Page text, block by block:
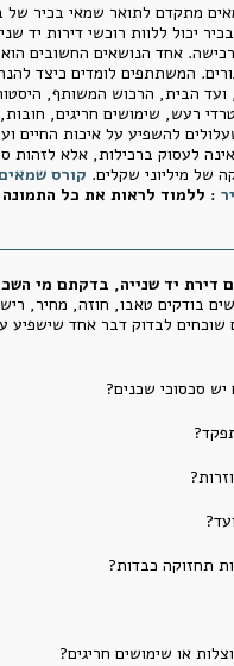
מתקדם לתואר שמאי בכיר של
יכול ללוות רוכשי דירות יד
אחד הנושאים החשובים
המשתתפים לומדים כיצד
ועד הבית, הרכוש המשותף,
רעש, שימושים חריגים,
להשפיע על איכות החיים
לעסוק ברכילות, אלא לזהות
של מיליוני שקלים. קורס
: ללמוד לראות את כל התמונה
דירת יד שנייה, בדקתם מי
בודקים טאבו, חוזה, מחיר,
לבדוק דבר אחד שישפיע
יש סכסוכי שכנים?
תחזוקה כבדות?
או שימושים חריגים?